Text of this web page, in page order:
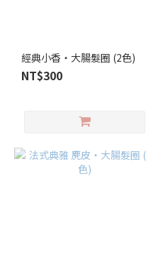
經典小香・大腸髮圈 (2色)
NT$300